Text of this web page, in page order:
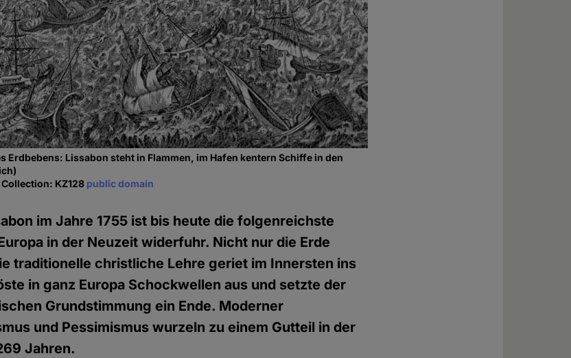
Erdbebens: Lissabon steht in Flammen, im Hafen kentern Schiffe in den
KZ128 public domain
im Jahre 1755 ist bis heute die folgenreichste
in der Neuzeit widerfuhr. Nicht nur die Erde
traditionelle christliche Lehre geriet im Innersten ins
in ganz Europa Schockwellen aus und setzte der
Grundstimmung ein Ende. Moderner
und Pessimismus wurzeln zu einem Gutteil in der
Jahren.